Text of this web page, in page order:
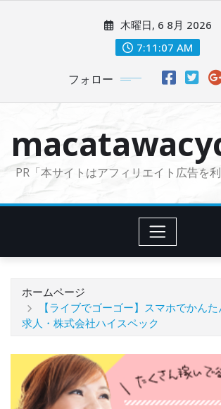
に
木曜日, 6 8月 2026
7:11:08 AM
フォロー
PR「本サイトはアフィリエイト広告を
ホームページ
【ライブでゴーゴー】スマホでかん
求人・株式会社ハイスペック